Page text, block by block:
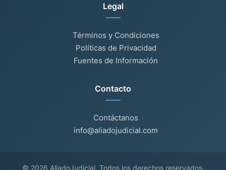
Legal
Términos y Condiciones
Políticas de Privacidad
Fuentes de Información
Contacto
Contáctanos
info@aliadojudicial.com
© 2026 AliadoJudicial. Todos los derechos reservados.